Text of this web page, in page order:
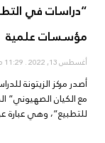
“دراسات في
مؤسسات علمية
أغسطس 13, 2022
أصدر مركز الزيتونة
مع الكيان الصهيوني”
للتطبيع”، وهي عبارة عن